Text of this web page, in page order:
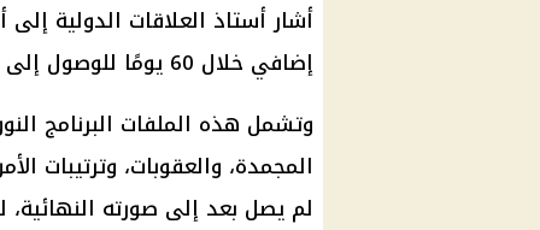
أشار أستاذ العلاقات الدولية
إضافي خلال 60 يومًا للوصول إلى تفاهمات أوسع بشأن الملفات العالقة.
وتشمل هذه الملفات البرنامج
المجمدة، والعقوبات، وترتيبات
لم يصل بعد إلى صورته